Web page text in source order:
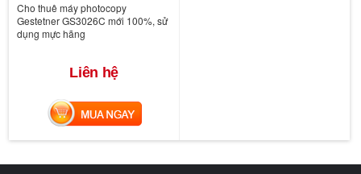
Cho thuê máy photocopy
Gestetner GS3026C mới 100%, sử
dụng mực hãng
Liên hệ
MUA NGAY